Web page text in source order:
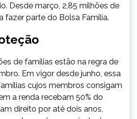
Desde março, 2,85 milhões de
fazer parte do Bolsa Família.
de famílias estão na regra de
Em vigor desde junho, essa
cujos membros consigam
a renda recebam 50% do
direito por até dois anos,